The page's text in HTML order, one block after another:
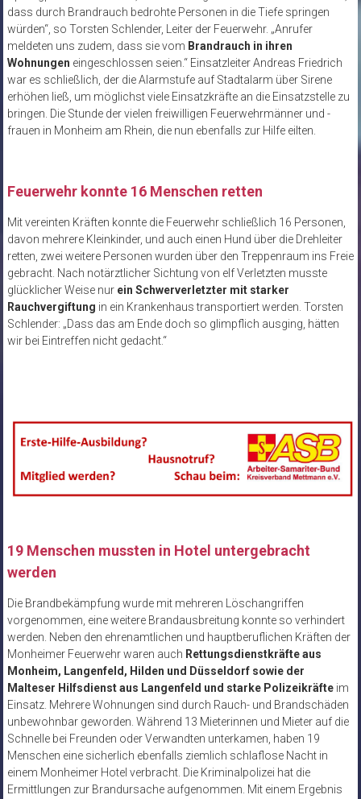
dass durch Brandrauch bedrohte Personen in die Tiefe springen
würden“, so Torsten Schlender, Leiter der Feuerwehr. „Anrufer
meldeten uns zudem, dass sie vom Brandrauch in ihren
Wohnungen eingeschlossen seien.“ Einsatzleiter Andreas Friedrich
war es schließlich, der die Alarmstufe auf Stadtalarm über Sirene
erhöhen ließ, um möglichst viele Einsatzkräfte an die Einsatzstelle zu
bringen. Die Stunde der vielen freiwilligen Feuerwehrmänner und -
frauen in Monheim am Rhein, die nun ebenfalls zur Hilfe eilten.
Feuerwehr konnte 16 Menschen retten
Mit vereinten Kräften konnte die Feuerwehr schließlich 16 Personen,
davon mehrere Kleinkinder, und auch einen Hund über die Drehleiter
retten, zwei weitere Personen wurden über den Treppenraum ins Freie
gebracht. Nach notärztlicher Sichtung von elf Verletzten musste
glücklicher Weise nur ein Schwerverletzter mit starker
Rauchvergiftung in ein Krankenhaus transportiert werden. Torsten
Schlender: „Dass das am Ende doch so glimpflich ausging, hätten
wir bei Eintreffen nicht gedacht.“
19 Menschen mussten in Hotel untergebracht
werden
Die Brandbekämpfung wurde mit mehreren Löschangriffen
vorgenommen, eine weitere Brandausbreitung konnte so verhindert
werden. Neben den ehrenamtlichen und hauptberuflichen Kräften der
Monheimer Feuerwehr waren auch Rettungsdienstkräfte aus
Monheim, Langenfeld, Hilden und Düsseldorf sowie der
Malteser Hilfsdienst aus Langenfeld und starke Polizeikräfteim
Einsatz. Mehrere Wohnungen sind durch Rauch- und Brandschäden
unbewohnbar geworden. Während 13 Mieterinnen und Mieter auf die
Schnelle bei Freunden oder Verwandten unterkamen, haben 19
Menschen eine sicherlich ebenfalls ziemlich schlaflose Nacht in
einem Monheimer Hotel verbracht. Die Kriminalpolizei hat die
Ermittlungen zur Brandursache aufgenommen. Mit einem Ergebnis